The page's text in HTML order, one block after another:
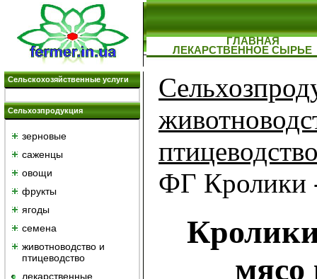
ГЛАВНАЯ
ЛЕКАРСТВЕННОЕ СЫРЬЕ
Сельскохозяйственные услуги
Сельхозпродукция
зерновые
саженцы
овощи
фрукты
ягоды
семена
животноводство и
птицеводство
лекарственные
ФГ Кролики
мясо